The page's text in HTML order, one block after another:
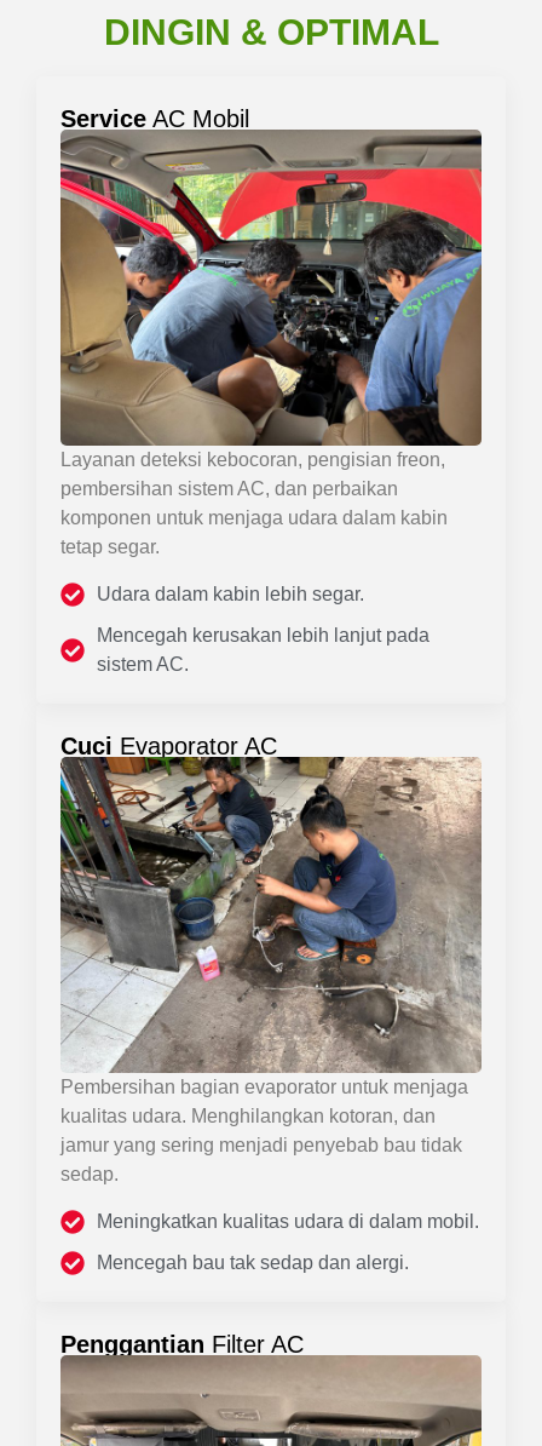
DINGIN & OPTIMAL
Service AC Mobil
Layanan deteksi kebocoran, pengisian freon,
pembersihan sistem AC, dan perbaikan
komponen untuk menjaga udara dalam kabin
tetap segar.
Udara dalam kabin lebih segar.
Mencegah kerusakan lebih lanjut pada
sistem AC.
Cuci Evaporator AC
Pembersihan bagian evaporator untuk menjaga
kualitas udara. Menghilangkan kotoran, dan
jamur yang sering menjadi penyebab bau tidak
sedap.
Meningkatkan kualitas udara di dalam mobil.
Mencegah bau tak sedap dan alergi.
Penggantian Filter AC